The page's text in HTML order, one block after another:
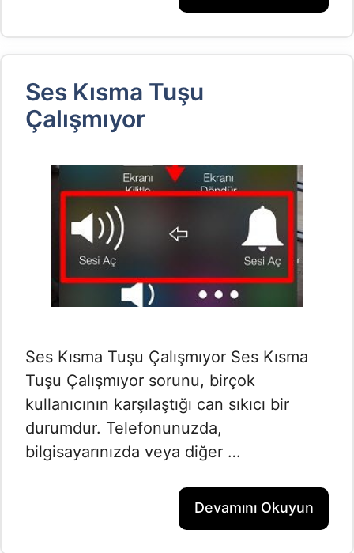
Ses Kısma Tuşu
Çalışmıyor
Ses Kısma Tuşu Çalışmıyor Ses Kısma
Tuşu Çalışmıyor sorunu, birçok
kullanıcının karşılaştığı can sıkıcı bir
durumdur. Telefonunuzda,
bilgisayarınızda veya diğer …
Devamını Okuyun